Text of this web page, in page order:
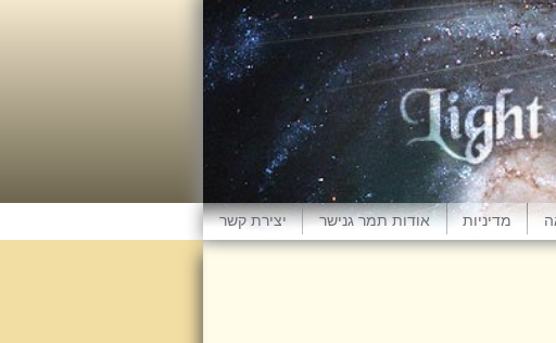
מדיניות אודות תמר גנישר יצירת קשר